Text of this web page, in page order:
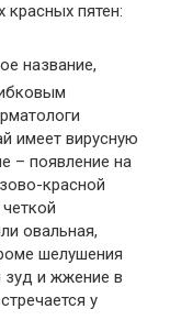
красных пятен:
название,
имеет вирусную
– появление на
красной
овальная,
шелушения
зуд и жжение в
у